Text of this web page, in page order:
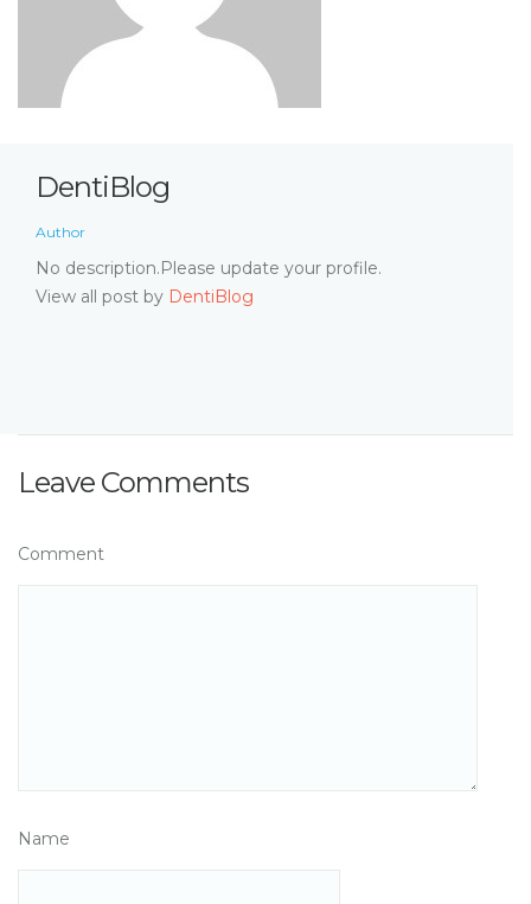
DentiBlog
Author
No description.Please update your profile.
View all post by DentiBlog
Leave Comments
Comment
Name